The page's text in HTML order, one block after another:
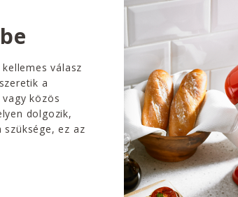
válasz
a
közös
dolgozik,
ez az